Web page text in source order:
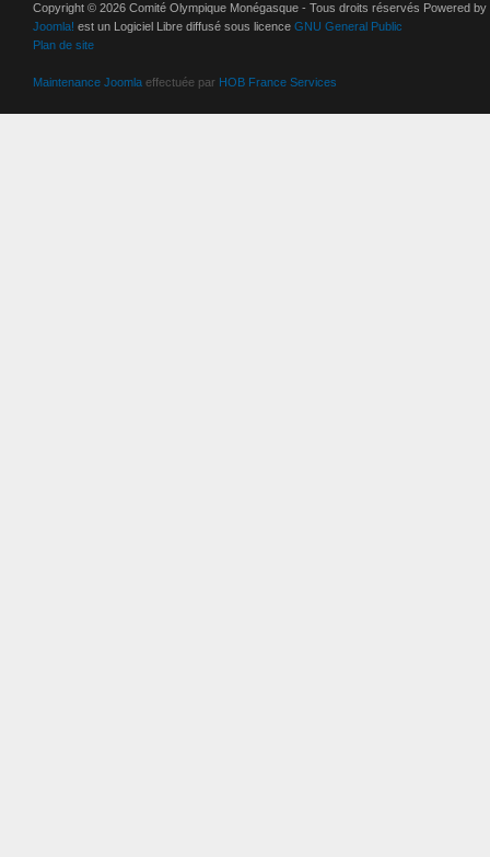
Copyright © 2026 Comité Olympique Monégasque - Tous droits réservés Powered by
Joomla! est un Logiciel Libre diffusé sous licence GNU General Public
Plan de site
Maintenance Joomla effectuée par HOB France Services